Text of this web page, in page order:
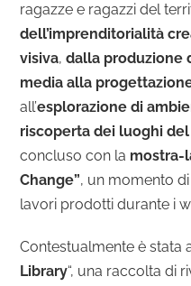
ragazze e ragazzi del
dell’imprenditorialità
visiva,dalla produzione
media alla
all’esplorazione di
riscoperta dei luoghi
concluso con la mostra-
Change”, un momento
lavori prodotti durante i
Contestualmente è stata
Library“, una raccolta di